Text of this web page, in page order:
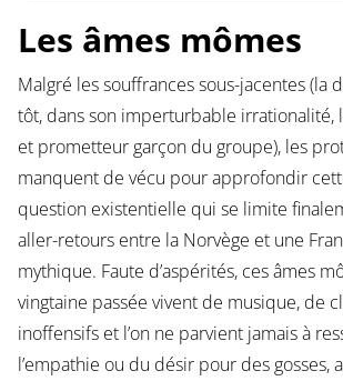
Les âmes mômes
Malgré les souffrances sous-jacentes (la
tôt, dans son imperturbable irrationalité,
et prometteur garçon du groupe), les
manquent de vécu pour approfondir
question existentielle qui se limite
aller-retours entre la Norvège et une
mythique. Faute d’aspérités, ces âmes
vingtaine passée vivent de musique, de
inoffensifs et l’on ne parvient jamais à
l’empathie ou du désir pour des gosses,